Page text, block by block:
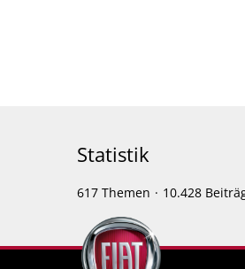
Statistik
617 Themen 10.428